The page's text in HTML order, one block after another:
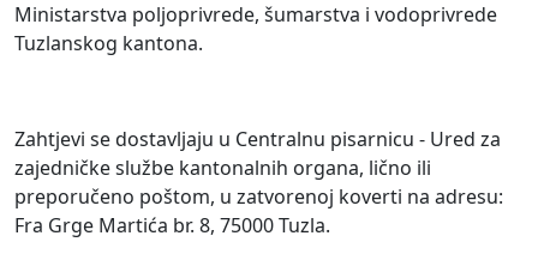
Ministarstva poljoprivrede, šumarstva i vodoprivrede
Tuzlanskog kantona.
Zahtjevi se dostavljaju u Centralnu pisarnicu - Ured za
zajedničke službe kantonalnih organa, lično ili
preporučeno poštom, u zatvorenoj koverti na adresu:
Fra Grge Martića br. 8, 75000 Tuzla.